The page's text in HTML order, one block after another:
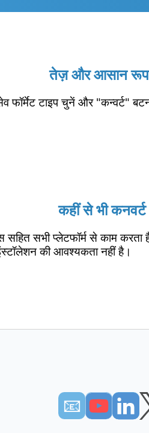
तेज़ और आसान
टाइप चुनें और "कन्वर्ट"
कहीं से भी
सभी प्लेटफॉर्म से काम करता
की आवश्यकता नहीं है।
📧︎